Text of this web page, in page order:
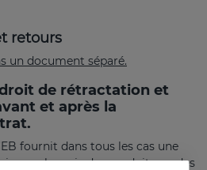
retours
un document séparé.
de rétractation et
et après la
fournit dans tous les cas une
sur les prix des produits ou des